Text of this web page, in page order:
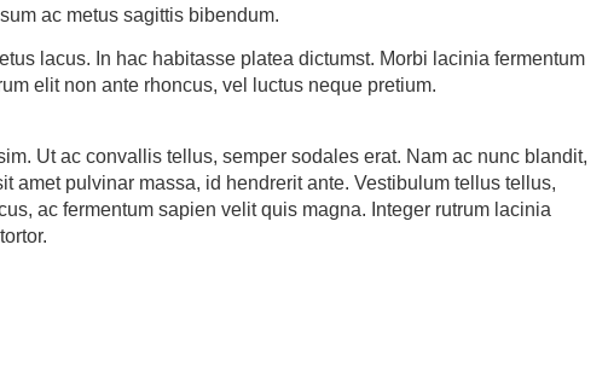
ac metus sagittis bibendum.
lacus. In hac habitasse platea dictumst. Morbi lacinia fermentum
elit non ante rhoncus, vel luctus neque pretium.
Ut ac convallis tellus, semper sodales erat. Nam ac nunc blandit,
amet pulvinar massa, id hendrerit ante. Vestibulum tellus tellus,
ac fermentum sapien velit quis magna. Integer rutrum lacinia